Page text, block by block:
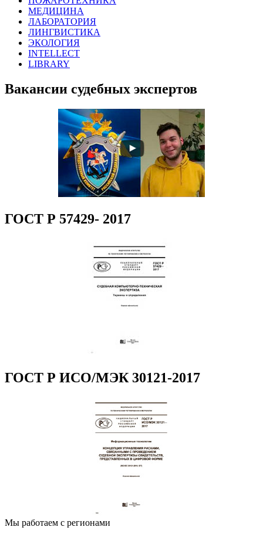
МЕДИЦИНА
ЛАБОРАТОРИЯ
ЛИНГВИСТИКА
ЭКОЛОГИЯ
INTELLECT
LIBRARY
Вакансии судебных экспертов
ГОСТ Р 57429- 2017
ГОСТ Р ИСО/МЭК 30121-2017
Мы работаем с регионами